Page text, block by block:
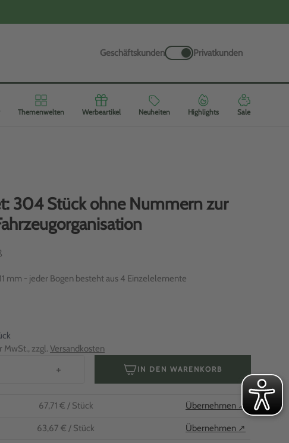
Geschäftskunden Privatkunden
Themenwelten Werbeartikel Neuheiten Highlights Sale
304 Stück ohne Nummern zur
mm - jeder Bogen besteht aus 4 Einzelelemente
MwSt., zzgl. Versandkosten
+ IN DEN WARENKORB
67,71 € / Stück Übernehmen ↗
63,67 € / Stück Übernehmen ↗